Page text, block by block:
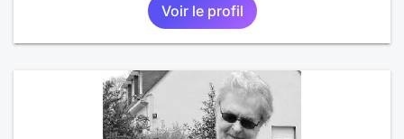
Voir le profil